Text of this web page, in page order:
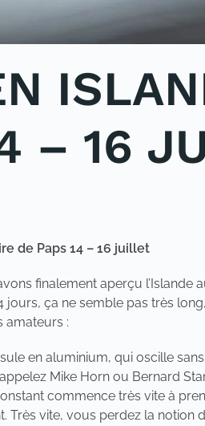
– 16
de Paps 14 – 16 juillet
finalement aperçu
jours, ça ne semble pas très
amateurs :
en aluminium, qui oscille
Mike Horn ou Bernard
commence très vite à
vite, vous perdez la notion